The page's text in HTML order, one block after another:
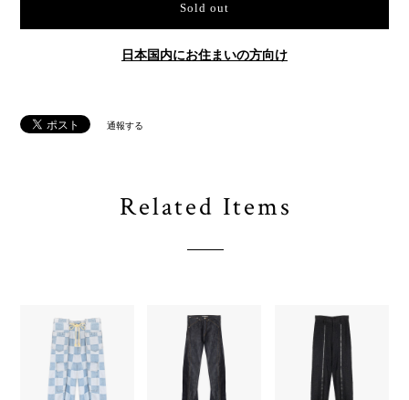
Sold out
日本国内にお住まいの方向け
通報する
Related Items